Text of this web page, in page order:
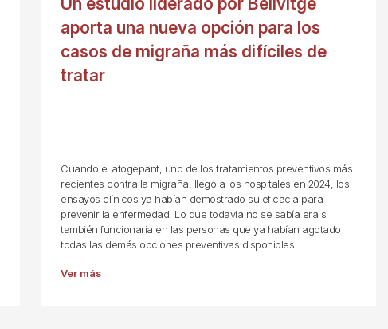
aporta una nueva opción para los
casos de migraña más difíciles de
tratar
Cuando el atogepant, uno de los tratamientos preventivos más
recientes contra la migraña, llegó a los hospitales en 2024, los
ensayos clínicos ya habían demostrado su eficacia para
prevenir la enfermedad. Lo que todavía no se sabía era si
también funcionaría en las personas que ya habían agotado
todas las demás opciones preventivas disponibles.
Ver más